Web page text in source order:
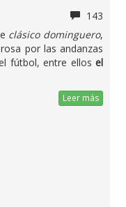
143
clásico dominguero,
por las andanzas
fútbol, entre ellos el
Leer más